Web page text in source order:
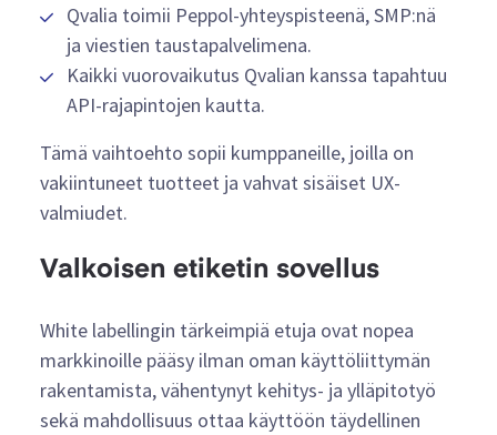
Qvalia toimii Peppol-yhteyspisteenä, SMP:nä
ja viestien taustapalvelimena.
Kaikki vuorovaikutus Qvalian kanssa tapahtuu
API-rajapintojen kautta.
Tämä vaihtoehto sopii kumppaneille, joilla on
vakiintuneet tuotteet ja vahvat sisäiset UX-
valmiudet.
Valkoisen etiketin sovellus
White labellingin tärkeimpiä etuja ovat nopea
markkinoille pääsy ilman oman käyttöliittymän
rakentamista, vähentynyt kehitys- ja ylläpitotyö
sekä mahdollisuus ottaa käyttöön täydellinen